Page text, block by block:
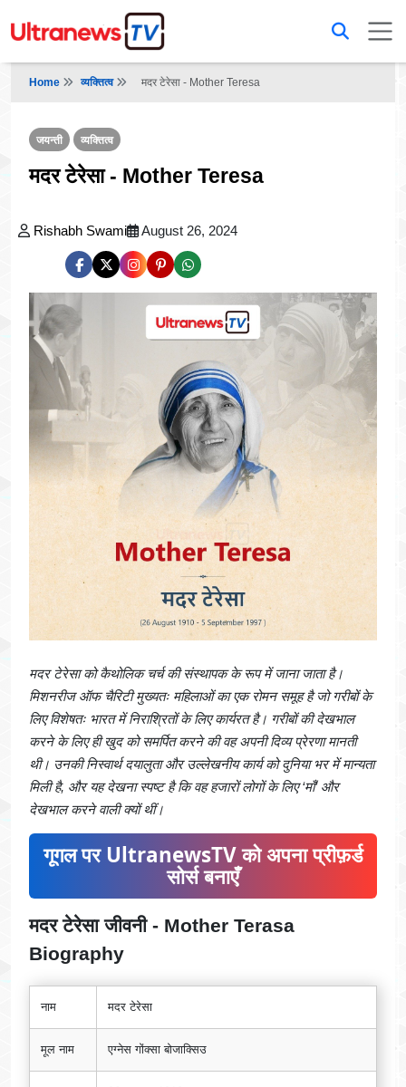
Home व्यक्तित्व मदर टेरेसा - Mother Teresa
जयन्ती व्यक्तित्व
मदर टेरेसा - Mother Teresa
Rishabh Swami August 26, 2024
मदर टेरेसा को कैथोलिक चर्च की संस्थापक के रूप में जाना जाता है।
मिशनरीज ऑफ चैरिटी मुख्यतः महिलाओं का एक रोमन समूह है जो गरीबों के
लिए विशेषतः भारत में निराश्रितों के लिए कार्यरत है। गरीबों की देखभाल
करने के लिए ही खुद को समर्पित करने की वह अपनी दिव्य प्रेरणा मानती
थी। उनकी निस्वार्थ दयालुता और उल्लेखनीय कार्य को दुनिया भर में मान्यता
मिली है, और यह देखना स्पष्ट है कि वह हजारों लोगों के लिए ‘माँ’ और
देखभाल करने वाली क्यों थीं।
गूगल पर UltranewsTV को अपना प्रीफ़र्ड
सोर्स बनाएँ
मदर टेरेसा जीवनी - Mother Terasa
Biography
नाम मदर टेरेसा
मूल नाम एग्नेस गोंक्सा बोजाक्सिउ